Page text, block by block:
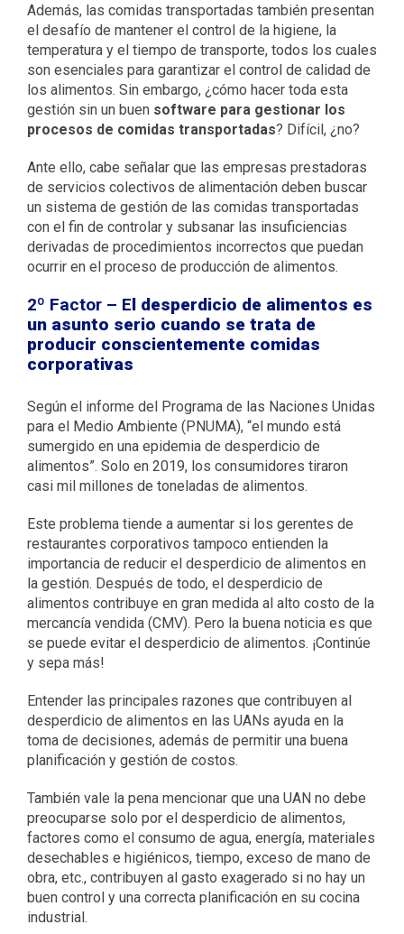
Además, las comidas transportadas también presentan
el desafío de mantener el control de la higiene, la
temperatura y el tiempo de transporte, todos los cuales
son esenciales para garantizar el control de calidad de
los alimentos. Sin embargo, ¿cómo hacer toda esta
gestión sin un buen software para gestionar los
procesos de comidas transportadas? Difícil, ¿no?
Ante ello, cabe señalar que las empresas prestadoras
de servicios colectivos de alimentación deben buscar
un sistema de gestión de las comidas transportadas
con el fin de controlar y subsanar las insuficiencias
derivadas de procedimientos incorrectos que puedan
ocurrir en el proceso de producción de alimentos.
2º Factor – El desperdicio de alimentos es
un asunto serio cuando se trata de
producir conscientemente comidas
corporativas
Según el informe del Programa de las Naciones Unidas
para el Medio Ambiente (PNUMA), “el mundo está
sumergido en una epidemia de desperdicio de
alimentos”. Solo en 2019, los consumidores tiraron
casi mil millones de toneladas de alimentos.
Este problema tiende a aumentar si los gerentes de
restaurantes corporativos tampoco entienden la
importancia de reducir el desperdicio de alimentos en
la gestión. Después de todo, el desperdicio de
alimentos contribuye en gran medida al alto costo de la
mercancía vendida (CMV). Pero la buena noticia es que
se puede evitar el desperdicio de alimentos. ¡Continúe
y sepa más!
Entender las principales razones que contribuyen al
desperdicio de alimentos en las UANs ayuda en la
toma de decisiones, además de permitir una buena
planificación y gestión de costos.
También vale la pena mencionar que una UAN no debe
preocuparse solo por el desperdicio de alimentos,
factores como el consumo de agua, energía, materiales
desechables e higiénicos, tiempo, exceso de mano de
obra, etc., contribuyen al gasto exagerado si no hay un
buen control y una correcta planificación en su cocina
industrial.